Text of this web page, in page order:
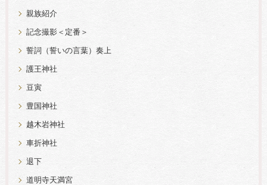
親族紹介
記念撮影＜定番＞
誓詞（誓いの言葉）奏上
護王神社
豆寅
豊国神社
越木岩神社
車折神社
退下
道明寺天満宮